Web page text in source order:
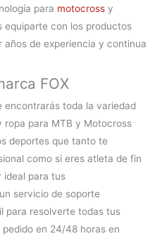
para motocross y
equiparte con los productos
años de experiencia y continua
FOX
encontrarás toda la variedad
ropa para MTB y Motocross
deportes que tanto te
como si eres atleta de fin
ideal para tus
servicio de soporte
para resolverte todas tus
en 24/48 horas en